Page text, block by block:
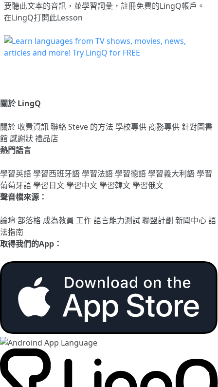
要聽此文本的音訊，並學習詞彙， 註冊免費的LingQ帳戶。
在LingQ打開此Lesson
關於 LingQ
關於 收費資訊聯絡Steve 的方法 學校專供 商務專供 針對圖書
館 感謝狀禮品店
熱門語言
學習英語學習西班牙語學習法語學習德語學習義大利語學習
葡萄牙語學習日文學習中文學習韓文學習俄文
聲音檔來源：
論壇部落格 成為教員 工作語言能力測試聯盟計劃 新聞中心語
法指南
取得我們的App：